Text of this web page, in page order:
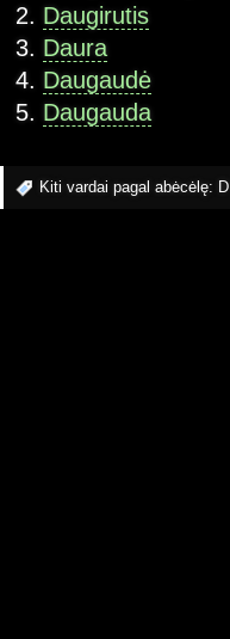
Daugirutis
Daura
Daugaudė
Daugauda
Kiti vardai pagal abėcėlę: D